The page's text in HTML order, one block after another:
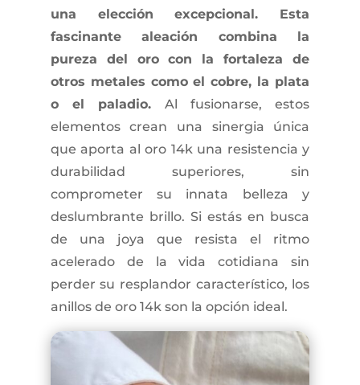
una elección excepcional. Esta
fascinante aleación combina la
pureza del oro con la fortaleza de
otros metales como el cobre, la plata
o el paladio. Al fusionarse, estos
elementos crean una sinergia única
que aporta al oro 14k una resistencia y
durabilidad superiores, sin
comprometer su innata belleza y
deslumbrante brillo. Si estás en busca
de una joya que resista el ritmo
acelerado de la vida cotidiana sin
perder su resplandor característico, los
anillos de oro 14k son la opción ideal.